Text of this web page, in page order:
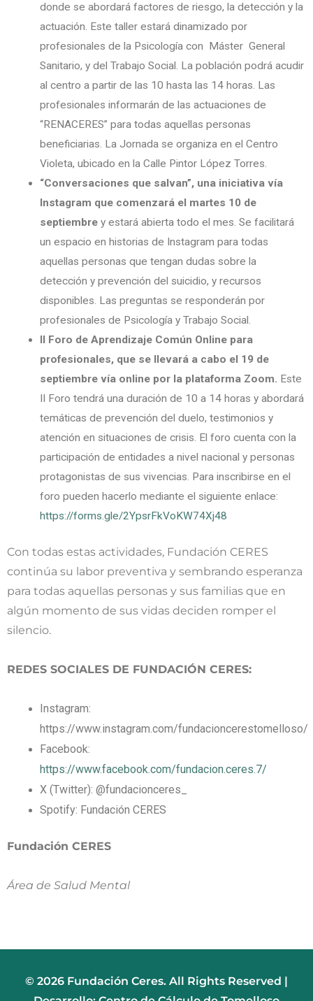
donde se abordará factores de riesgo, la detección y la
actuación. Este taller estará dinamizado por
profesionales de la Psicología con Máster General
Sanitario, y del Trabajo Social. La población podrá acudir
al centro a partir de las 10 hasta las 14 horas. Las
profesionales informarán de las actuaciones de
“RENACERES” para todas aquellas personas
beneficiarias. La Jornada se organiza en el Centro
Violeta, ubicado en la Calle Pintor López Torres.
“Conversaciones que salvan”, una iniciativa vía
Instagram que comenzará el martes 10 de
septiembrey estará abierta todo el mes. Se facilitará
un espacio en historias de Instagram para todas
aquellas personas que tengan dudas sobre la
detección y prevención del suicidio, y recursos
disponibles. Las preguntas se responderán por
profesionales de Psicología y Trabajo Social.
II Foro de Aprendizaje Común Online para
profesionales, que se llevará a cabo el 19 de
septiembre vía online por la plataforma Zoom. Este
II Foro tendrá una duración de 10 a 14 horas y abordará
temáticas de prevención del duelo, testimonios y
atención en situaciones de crisis. El foro cuenta con la
participación de entidades a nivel nacional y personas
protagonistas de sus vivencias. Para inscribirse en el
foro pueden hacerlo mediante el siguiente enlace:
https://forms.gle/2YpsrFkVoKW74Xj48
Con todas estas actividades, Fundación CERES
continúa su labor preventiva y sembrando esperanza
para todas aquellas personas y sus familias que en
algún momento de sus vidas deciden romper el
silencio.
REDES SOCIALES DE FUNDACIÓN CERES:
Instagram:
https://www.instagram.com/fundacioncerestomelloso/
Facebook:
https://www.facebook.com/fundacion.ceres.7/
X (Twitter): @fundacionceres_
Spotify: Fundación CERES
Fundación CERES
Área de Salud Mental
© 2026 Fundación Ceres. All Rights Reserved |